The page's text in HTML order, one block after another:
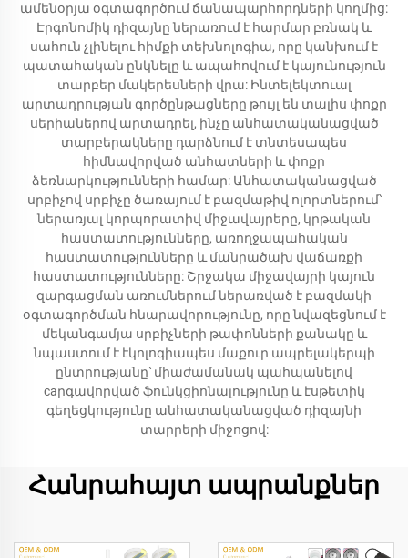
ամենօրյա օգտագործում ճանապարհորդների կողմից:
Էրգոնոմիկ դիզայնը ներառում է հարմար բռնակ և
սահուն չլինելու հիմքի տեխնոլոգիա, որը կանխում է
պատահական ընկնելը և ապահովում է կայունություն
տարբեր մակերեսների վրա: Ինտելեկտուալ
արտադրության գործընթացները թույլ են տալիս փոքր
սերիաներով արտադրել, ինչը անհատականացված
տարբերակները դարձնում է տնտեսապես
հիմնավորված անհատների և փոքր
ձեռնարկությունների համար: Անհատականացված
սրբիչով սրբիչը ծառայում է բազմաթիվ ոլորտներում՝
ներառյալ կորպորատիվ միջավայրերը, կրթական
հաստատությունները, առողջապահական
հաստատությունները և մանրածախ վաճառքի
հաստատությունները: Շրջակա միջավայրի կայուն
զարգացման առումներում ներառված է բազմակի
օգտագործման հնարավորությունը, որը նվազեցնում է
մեկանգամյա սրբիչների թափոնների քանակը և
նպաստում է էկոլոգիապես մաքուր ապրելակերպի
ընտրությանը՝ միաժամանակ պահպանելով
caրգավորված ֆունկցիոնալությունը և էսթետիկ
գեղեցկությունը անհատականացված դիզայնի
տարրերի միջոցով:
Հանրահայտ ապրանքներ